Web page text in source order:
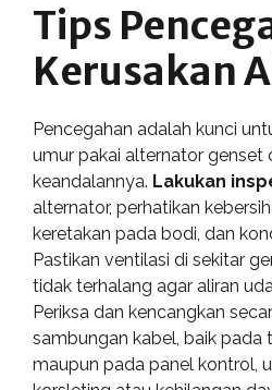
Tips
Kerusakan
Pencegahan adalah kunci
umur pakai alternator genset
keandalannya. Lakukan
alternator, perhatikan
keretakan pada bodi, dan
Pastikan ventilasi di sekitar
tidak terhalang agar aliran
Periksa dan kencangkan
sambungan kabel, baik pada
maupun pada panel kontrol,